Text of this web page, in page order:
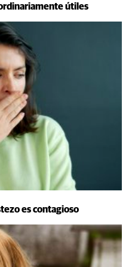
útiles
es contagioso